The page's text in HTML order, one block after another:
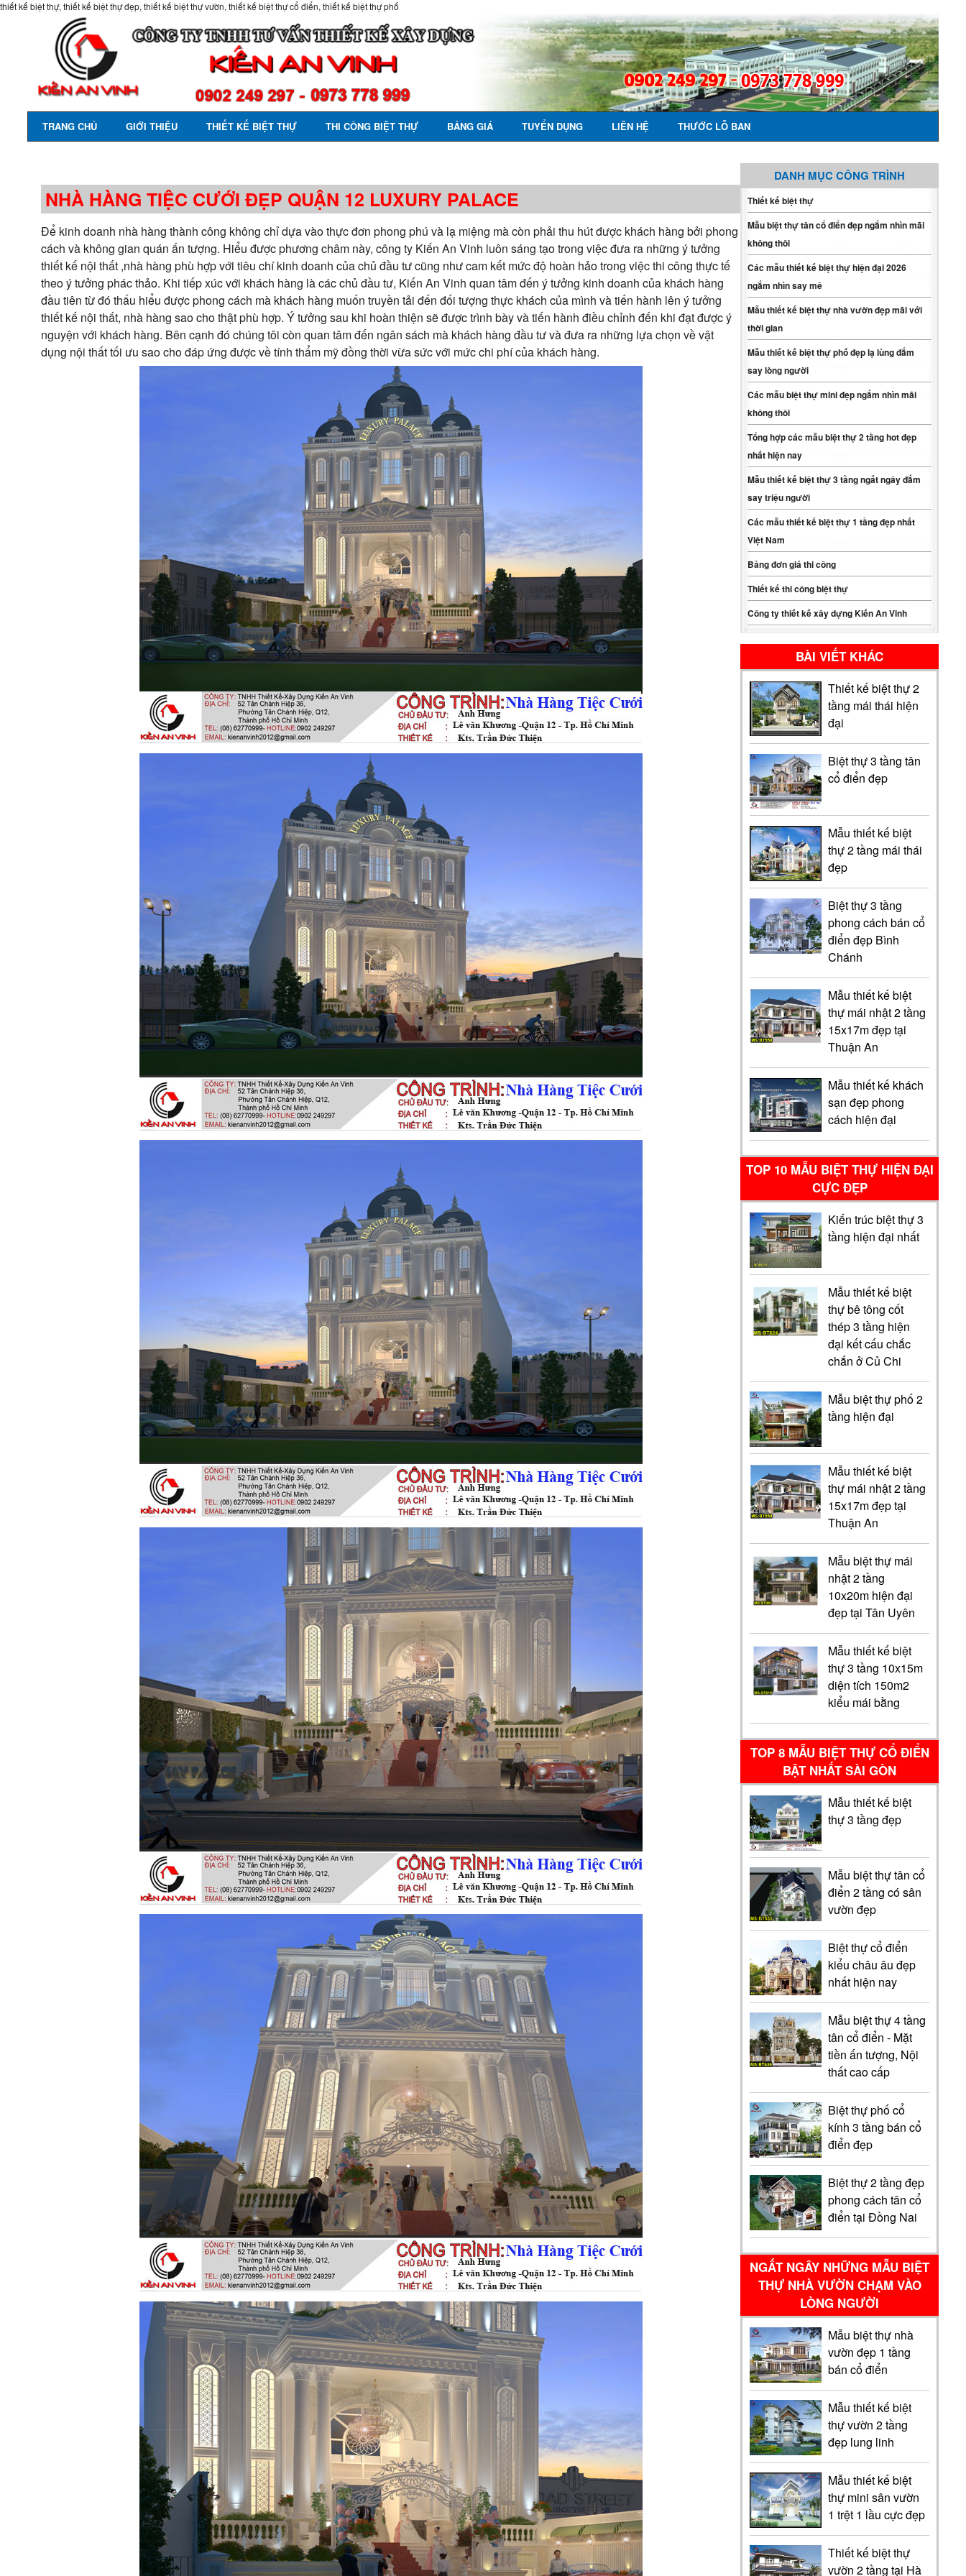
thiết kế biệt thự, thiết kế biệt thự đẹp, thiết kế biệt thự vườn, thiết kế biệt thự cổ điển, thiết kế biệt thự phố
TRANG CHỦ GIỚI THIỆU THIẾT KẾ BIỆT THỰ THI CÔNG BIỆT THỰ BẢNG GIÁ TUYỂN DỤNG LIÊN HỆ THƯỚC LỖ BAN
DANH MỤC CÔNG TRÌNH
Thiết kế biệt thự
Mẫu biệt thự tân cổ điển đẹp ngắm nhìn mãi
không thôi
Các mẫu thiết kế biệt thự hiện đại 2026
ngắm nhìn say mê
Mẫu thiết kế biệt thự nhà vườn đẹp mãi với
thời gian
Mẫu thiết kế biệt thự phố đẹp lạ lùng đắm
say lòng người
Các mẫu biệt thự mini đẹp ngắm nhìn mãi
không thôi
Tổng hợp các mẫu biệt thự 2 tầng hot đẹp
nhất hiện nay
Mẫu thiết kế biệt thự 3 tầng ngất ngây đắm
say triệu người
Các mẫu thiết kế biệt thự 1 tầng đẹp nhất
Việt Nam
Bảng đơn giá thi công
Thiết kế thi công biệt thự
Công ty thiết kế xây dựng Kiến An Vinh
BÀI VIẾT KHÁC
Thiết kế biệt thự 2
tầng mái thái hiện
đại
Biệt thự 3 tầng tân
cổ điển đẹp
Mẫu thiết kế biệt
thự 2 tầng mái thái
đẹp
Biệt thự 3 tầng
phong cách bán cổ
điển đẹp Bình
Chánh
Mẫu thiết kế biệt
thự mái nhật 2 tầng
15x17m đẹp tại
Thuận An
Mẫu thiết kế khách
sạn đẹp phong
cách hiện đại
TOP 10 MẪU BIỆT THỰ HIỆN ĐẠI
CỰC ĐẸP
Kiến trúc biệt thự 3
tầng hiện đại nhất
Mẫu thiết kế biệt
thự bê tông cốt
thép 3 tầng hiện
đại kết cấu chắc
chắn ở Củ Chi
Mẫu biệt thự phố 2
tầng hiện đại
Mẫu thiết kế biệt
thự mái nhật 2 tầng
15x17m đẹp tại
Thuận An
Mẫu biệt thự mái
nhật 2 tầng
10x20m hiện đại
đẹp tại Tân Uyên
Mẫu thiết kế biệt
thự 3 tầng 10x15m
diện tích 150m2
kiểu mái bằng
TOP 8 MẪU BIỆT THỰ CỔ ĐIỂN
BẬT NHẤT SÀI GÒN
Mẫu thiết kế biệt
thự 3 tầng đẹp
Mẫu biệt thự tân cổ
điển 2 tầng có sân
vườn đẹp
Biệt thự cổ điển
kiểu châu âu đẹp
nhất hiện nay
Mẫu biệt thự 4 tầng
tân cổ điển - Mặt
tiền ấn tượng, Nội
thất cao cấp
Biệt thự phố cổ
kính 3 tầng bán cổ
điển đẹp
Biệt thự 2 tầng đẹp
phong cách tân cổ
điển tại Đồng Nai
NGẤT NGÂY NHỮNG MẪU BIỆT
THỰ NHÀ VƯỜN CHẠM VÀO
LÒNG NGƯỜI
Mẫu biệt thự nhà
vườn đẹp 1 tầng
bán cổ điển
Mẫu thiết kế biệt
thự vườn 2 tầng
đẹp lung linh
Mẫu thiết kế biệt
thự mini sân vườn
1 trệt 1 lầu cực đẹp
Thiết kế biệt thự
vườn 2 tầng tại Hà
NHÀ HÀNG TIỆC CƯỚI ĐẸP QUẬN 12 LUXURY PALACE
Để kinh doanh nhà hàng thành công không chỉ dựa vào thực đơn phong phú và lạ miệng mà còn phải thu hút được khách hàng bởi phong
cách và không gian quán ấn tượng. Hiểu được phương châm này, công ty Kiến An Vinh luôn sáng tạo trong việc đưa ra những ý tưởng
thiết kế nội thất ,nhà hàng phù hợp với tiêu chí kinh doanh của chủ đầu tư cũng như cam kết mức độ hoàn hảo trong việc thi công thực tế
theo ý tưởng phác thảo. Khi tiếp xúc với khách hàng là các chủ đầu tư, Kiến An Vinh quan tâm đến ý tưởng kinh doanh của khách hàng
đầu tiên từ đó thấu hiểu được phong cách mà khách hàng muốn truyền tải đến đối tượng thực khách của mình và tiến hành lên ý tưởng
thiết kế nội thất, nhà hàng sao cho thật phù hợp. Ý tưởng sau khi hoàn thiện sẽ được trình bày và tiến hành điều chỉnh đến khi đạt được ý
nguyện với khách hàng. Bên cạnh đó chúng tôi còn quan tâm đến ngân sách mà khách hàng đầu tư và đưa ra những lựa chọn về vật
dụng nội thất tối ưu sao cho đáp ứng được về tính thẩm mỹ đồng thời vừa sức với mức chi phí của khách hàng.